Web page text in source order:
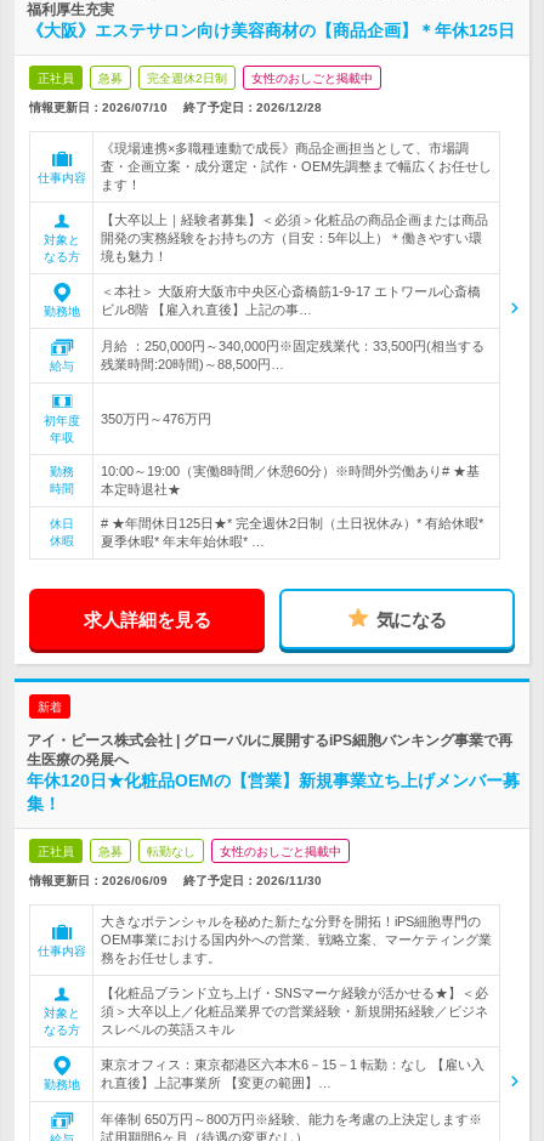
福利厚生充実
《大阪》エステサロン向け美容商材の【商品企画】＊年休125日
正社員 急募 完全週休2日制 女性のおしごと掲載中
情報更新日：2026/07/10 終了予定日： 2026/12/28
仕事内容
《現場連携×多職種連動で成長》商品企画担当として、市場調
査・企画立案・成分選定・試作・OEM先調整まで幅広くお任せし
ます！
対象と
なる方
【大卒以上｜経験者募集】＜必須＞化粧品の商品企画または商品
開発の実務経験をお持ちの方（目安：5年以上）＊働きやすい環
境も魅力！
勤務地
＜本社＞ 大阪府大阪市中央区心斎橋筋1-9-17 エトワール心斎橋
ビル8階 【雇入れ直後】上記の事…
給与
月給 ：250,000円～340,000円※固定残業代：33,500円(相当する
残業時間:20時間)～88,500円…
初年度
年収
350万円～476万円
勤務
時間
10:00～19:00（実働8時間／休憩60分）※時間外労働あり# ★基
本定時退社★
休日
休暇
# ★年間休日125日★* 完全週休2日制（土日祝休み）* 有給休暇*
夏季休暇* 年末年始休暇* …
求人詳細を見る 気になる
新着
アイ・ピース株式会社 | グローバルに展開するiPS細胞バンキング事業で再
生医療の発展へ
年休120日★化粧品OEMの【営業】新規事業立ち上げメンバー募
集！
正社員 急募 転勤なし 女性のおしごと掲載中
情報更新日：2026/06/09 終了予定日： 2026/11/30
仕事内容
大きなポテンシャルを秘めた新たな分野を開拓！iPS細胞専門の
OEM事業における国内外への営業、戦略立案、マーケティング業
務をお任せします。
対象と
なる方
【化粧品ブランド立ち上げ・SNSマーケ経験が活かせる★】＜必
須＞大卒以上／化粧品業界での営業経験・新規開拓経験／ビジネ
スレベルの英語スキル
勤務地
東京オフィス：東京都港区六本木6－15－1 転勤：なし 【雇い入
れ直後】上記事業所 【変更の範囲】…
年俸制 650万円～800万円※経験、能力を考慮の上決定します※
試用期間6ヶ月（待遇の変更なし）